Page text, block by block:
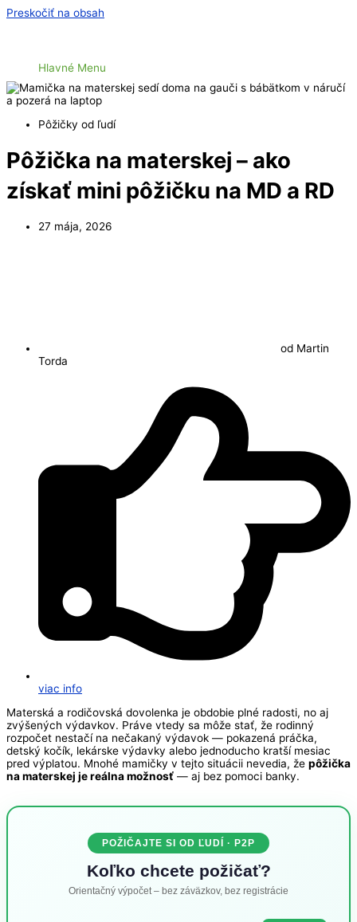
Preskočiť na obsah
Hlavné Menu
Pôžičky od ľudí
Pôžička na materskej – ako
získať mini pôžičku na MD a RD
27 mája, 2026
od Martin
Torda
viac info
Materská a rodičovská dovolenka je obdobie plné radosti, no aj
zvýšených výdavkov. Práve vtedy sa môže stať, že rodinný
rozpočet nestačí na nečakaný výdavok — pokazená práčka,
detský kočík, lekárske výdavky alebo jednoducho kratší mesiac
pred výplatou. Mnohé mamičky v tejto situácii nevedia, že pôžička
na materskej je reálna možnosť — aj bez pomoci banky.
POŽIČAJTE SI OD ĽUDÍ · P2P
Koľko chcete požičať?
Orientačný výpočet – bez záväzkov, bez registrácie